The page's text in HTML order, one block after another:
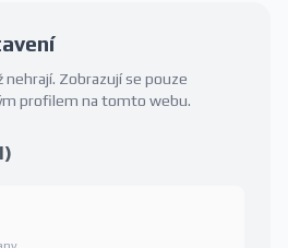
Zobrazují se pouze
profilem na tomto webu.